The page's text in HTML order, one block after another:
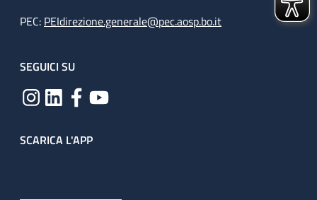
PEC: PEIdirezione.generale@pec.aosp.bo.it
SEGUICI SU
SCARICA L'APP